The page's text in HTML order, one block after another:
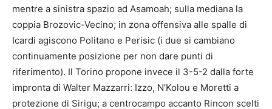
mentre a sinistra spazio ad Asamoah; sulla mediana la
coppia Brozovic-Vecino; in zona offensiva alle spalle di
Icardi agiscono Politano e Perisic (i due si cambiano
continuamente posizione per non dare punti di
riferimento). Il Torino propone invece il 3-5-2 dalla forte
impronta di Walter Mazzarri: Izzo, N’Kolou e Moretti a
protezione di Sirigu; a centrocampo accanto Rincon scelti